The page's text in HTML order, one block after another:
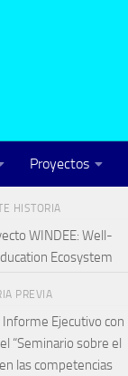
Proyectos
HISTORIA
WINDEE: Well-
Ecosystem
PREVIA
Ejecutivo con
“Seminario sobre el
las competencias